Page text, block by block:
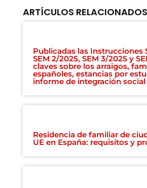
ARTÍCULOS RELACIONADOS
Publicadas las Instrucciones
SEM 2/2025, SEM 3/2025 y
claves sobre los arraigos,
españoles, estancias por
informe de integración social
Residencia de familiar de
UE en España: requisitos y